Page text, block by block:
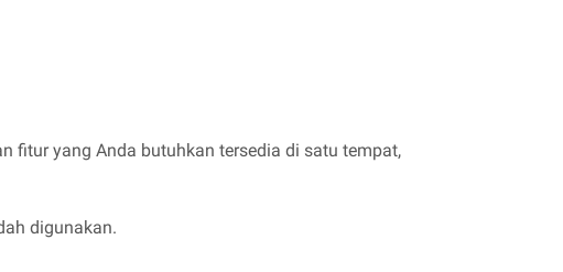
fitur yang Anda butuhkan tersedia di satu tempat,
digunakan.